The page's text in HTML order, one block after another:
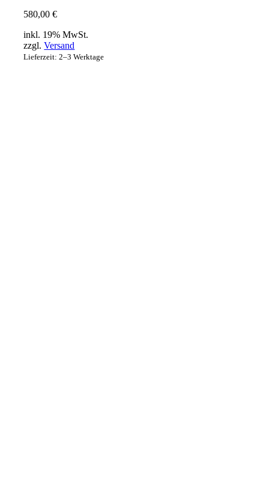
580,00€
inkl. 19% MwSt.
zzgl.Versand
Lieferzeit: 2–3 Werktage